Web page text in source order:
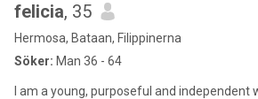
felicia, 35
Hermosa, Bataan, Filippinerna
Söker: Man 36 - 64
I am a young, purposeful and independent